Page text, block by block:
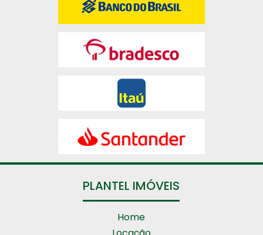
PLANTEL IMÓVEIS
Home